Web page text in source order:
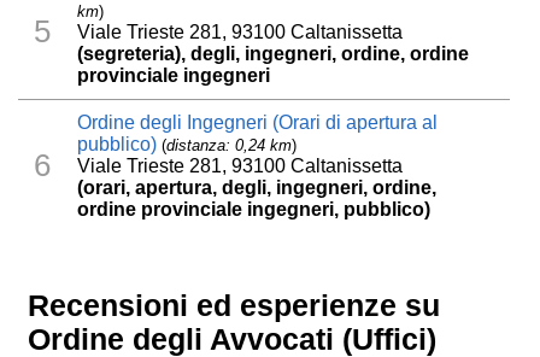
5
km)
Viale Trieste 281, 93100 Caltanissetta
(segreteria), degli, ingegneri, ordine, ordine
provinciale ingegneri
6
Ordine degli Ingegneri (Orari di apertura al
pubblico) (distanza: 0,24 km)
Viale Trieste 281, 93100 Caltanissetta
(orari, apertura, degli, ingegneri, ordine,
ordine provinciale ingegneri, pubblico)
Recensioni ed esperienze su
Ordine degli Avvocati (Uffici)